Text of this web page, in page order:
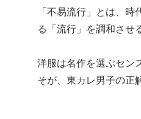
「不易流行」とは、
る「流行」を調和させ
洋服は名作を選ぶセン
そが、東カレ男子の正